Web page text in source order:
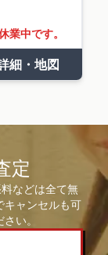
業中です。
細・地図
定
などは全て無
キャンセルも可
い。